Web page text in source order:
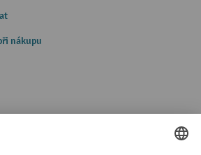
nákupu